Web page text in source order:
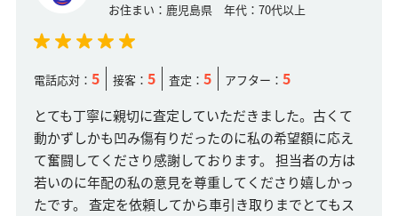
お住まい： 鹿児島県 年代： 70代以上
電話応対： 5 接客： 5 査定： 5 アフター： 5
とても丁寧に親切に査定していただきました。古くて
動かずしかも凹み傷有りだったのに私の希望額に応え
て奮闘してくださり感謝しております。 担当者の方は
若いのに年配の私の意見を尊重してくださり嬉しかっ
たです。 査定を依頼してから車引き取りまでとてもス